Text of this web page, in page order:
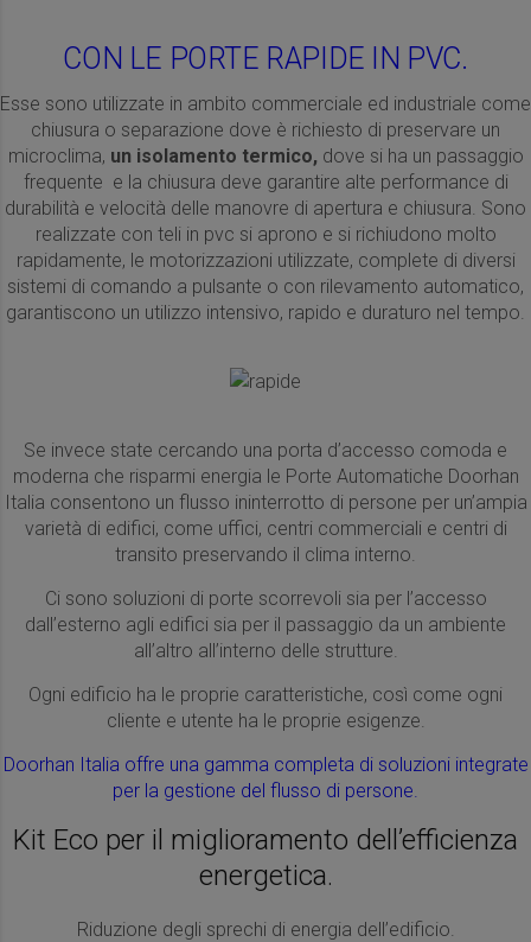
CON LE PORTE RAPIDE IN PVC.
Esse sono utilizzate in ambito commerciale ed industriale come
chiusura o separazione dove è richiesto di preservare un
microclima, un isolamento termico, dove si ha un passaggio
frequente e la chiusura deve garantire alte performance di
durabilità e velocità delle manovre di apertura e chiusura. Sono
realizzate con teli in pvc si aprono e si richiudono molto
rapidamente, le motorizzazioni utilizzate, complete di diversi
sistemi di comando a pulsante o con rilevamento automatico,
garantiscono un utilizzo intensivo, rapido e duraturo nel tempo.
Se invece state cercando una porta d’accesso comoda e
moderna che risparmi energia le Porte Automatiche Doorhan
Italia consentono un flusso ininterrotto di persone per un’ampia
varietà di edifici, come uffici, centri commerciali e centri di
transito preservando il clima interno.
Ci sono soluzioni di porte scorrevoli sia per l’accesso
dall’esterno agli edifici sia per il passaggio da un ambiente
all’altro all’interno delle strutture.
Ogni edificio ha le proprie caratteristiche, così come ogni
cliente e utente ha le proprie esigenze.
Doorhan Italia offre una gamma completa di soluzioni integrate
per la gestione del flusso di persone.
Kit Eco per il miglioramento dell’efficienza
energetica.
Riduzione degli sprechi di energia dell’edificio.